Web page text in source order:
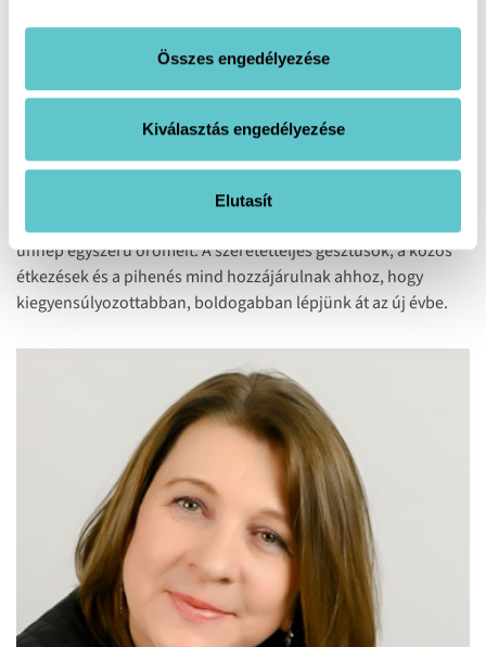
Összes engedélyezése
Kiválasztás engedélyezése
Elutasít
női egészségmegőrzés
Ünnepeld magadat is!
A jól eltöltött év végi, ünnepi időszak mindenki számára
elérhető, hiszen az otthon töltött idő, remek alkalom arra,
hogy feltöltődjünk, ápoljuk kapcsolatainkat, és élvezzük az
ünnep egyszerű örömeit. A szeretetteljes gesztusok, a közös
étkezések és a pihenés mind hozzájárulnak ahhoz, hogy
kiegyensúlyozottabban, boldogabban lépjünk át az új évbe.